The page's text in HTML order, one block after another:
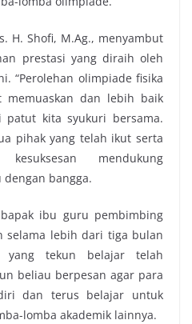
H. Shofi, M.Ag., menyambut
prestasi yang diraih oleh
“Perolehan olimpiade fisika
memuaskan dan lebih baik
kita syukuri bersama.
pihak yang telah ikut serta
mendukung
bangga.
ibu guru pembimbing
selama lebih dari tiga bulan
yang tekun belajar telah
beliau berpesan agar para
dan terus belajar untuk
lomba akademik lainnya.